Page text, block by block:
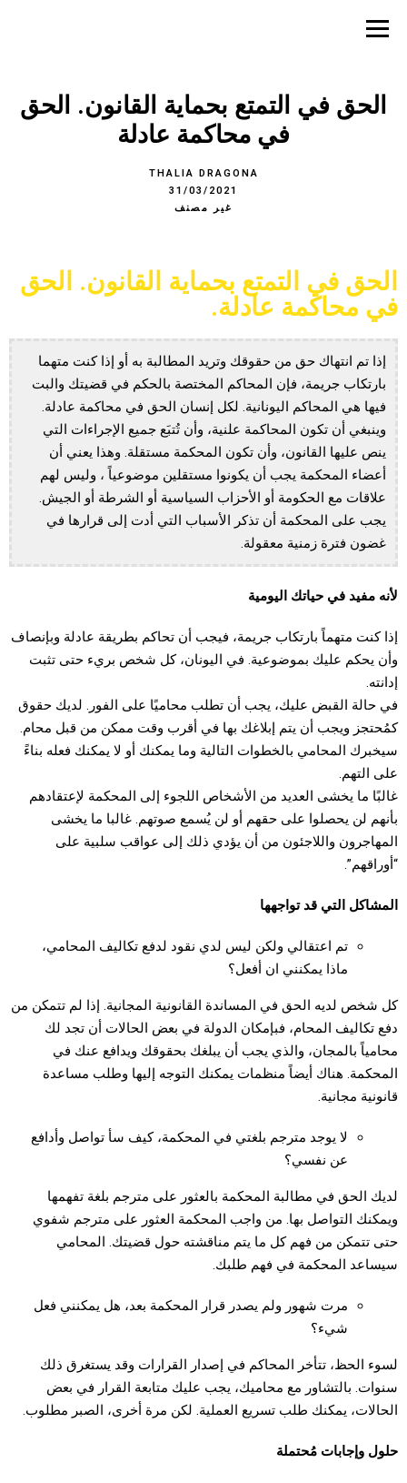
الحق في التمتع بحماية القانون. الحق
في محاكمة عادلة
THALIA DRAGONA
31/03/2021
غير مصنف
الحق في التمتع بحماية القانون. الحق
في محاكمة عادلة.
إذا تم انتهاك حق من حقوقك وتريد المطالبة به أو إذا كنت متهما
بارتكاب جريمة، فإن المحاكم المختصة بالحكم في قضيتك والبت
فيها هي المحاكم اليونانية. لكل إنسان الحق في محاكمة عادلة.
وينبغي أن تكون المحاكمة علنية، وأن تُتبَع جميع الإجراءات التي
ينص عليها القانون، وأن تكون المحكمة مستقلة. وهذا يعني أن
أعضاء المحكمة يجب أن يكونوا مستقلين موضوعياً ، وليس لهم
علاقات مع الحكومة أو الأحزاب السياسية أو الشرطة أو الجيش.
يجب على المحكمة أن تذكر الأسباب التي أدت إلى قرارها في
غضون فترة زمنية معقولة.
لأنه مفيد في حياتك اليومية
إذا كنت متهماً بارتكاب جريمة، فيجب أن تحاكم بطريقة عادلة وبإنصاف
وأن يحكم عليك بموضوعية. في اليونان، كل شخص بريء حتى تثبت
إدانته.
في حالة القبض عليك، يجب أن تطلب محاميًا على الفور. لديك حقوق
كمُحتجز ويجب أن يتم إبلاغك بها في أقرب وقت ممكن من قبل محام.
سيخبرك المحامي بالخطوات التالية وما يمكنك أو لا يمكنك فعله بناءً
على التهم.
غالبًا ما يخشى العديد من الأشخاص اللجوء إلى المحكمة لإعتقادهم
بأنهم لن يحصلوا على حقهم أو لن يُسمع صوتهم. غالبا ما يخشى
المهاجرون واللاجئون من أن يؤدي ذلك إلى عواقب سلبية على
“أوراقهم”.
المشاكل التي قد تواجهها
تم اعتقالي ولكن ليس لدي نقود لدفع تكاليف المحامي،
ماذا يمكنني ان أفعل؟
كل شخص لديه الحق في المساندة القانونية المجانية. إذا لم تتمكن من
دفع تكاليف المحام، فبإمكان الدولة في بعض الحالات أن تجد لك
محامياً بالمجان، والذي يجب أن يبلغك بحقوقك ويدافع عنك في
المحكمة. هناك أيضاً منظمات يمكنك التوجه إليها وطلب مساعدة
قانونية مجانية.
لا يوجد مترجم بلغتي في المحكمة، كيف سأ تواصل وأدافع
عن نفسي؟
لديك الحق في مطالبة المحكمة بالعثور على مترجم بلغة تفهمها
ويمكنك التواصل بها. من واجب المحكمة العثور على مترجم شفوي
حتى تتمكن من فهم كل ما يتم مناقشته حول قضيتك. المحامي
سيساعد المحكمة في فهم طلبك.
مرت شهور ولم يصدر قرار المحكمة بعد، هل يمكنني فعل
شيء؟
لسوء الحظ، تتأخر المحاكم في إصدار القرارات وقد يستغرق ذلك
سنوات. بالتشاور مع محاميك، يجب عليك متابعة القرار في بعض
الحالات، يمكنك طلب تسريع العملية. لكن مرة أخرى، الصبر مطلوب.
حلول وإجابات مُحتملة